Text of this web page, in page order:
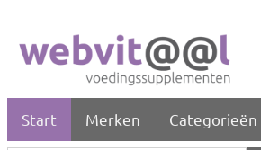
Start Merken Categorieën